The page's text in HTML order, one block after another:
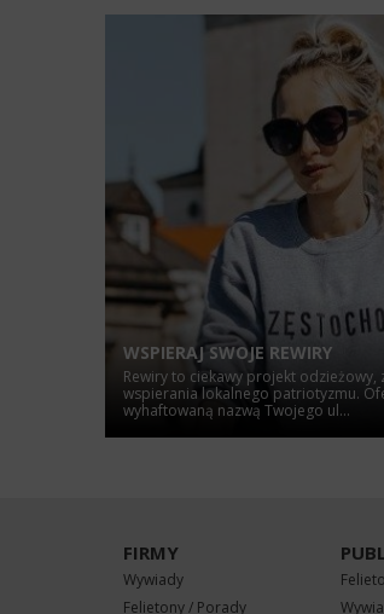
WSPIERAJ SWOJE REWIRY
Rewiry to ciekawy projekt odzieżowy,
wspierania lokalnego patriotyzmu.
wyhaftowaną nazwą Twojego ul...
FIRMY
Wywiady
Felietony / Porady